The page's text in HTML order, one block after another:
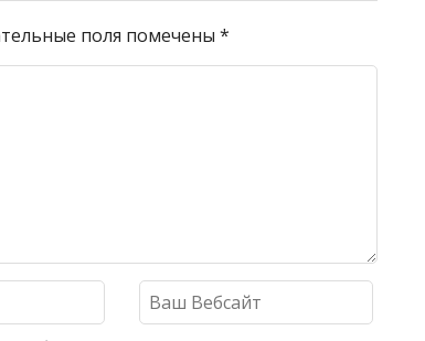
поля помечены *